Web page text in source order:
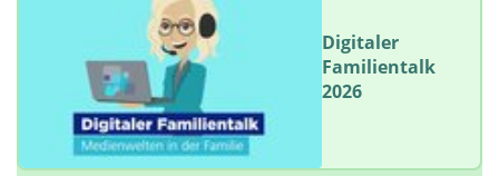
Digitaler
Familientalk
2026